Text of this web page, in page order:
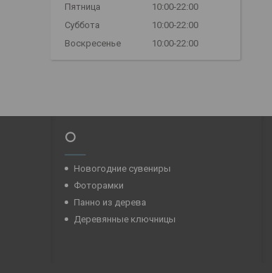
Пятница
10:00-22:00
Суббота
10:00-22:00
Воскресенье
10:00-22:00
⭕
Новогодние сувениры
Фоторамки
Панно из дерева
Деревянные ключницы